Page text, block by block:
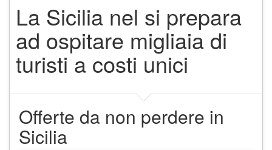
La Sicilia nel si prepara
ad ospitare migliaia di
turisti a costi unici
Offerte da non perdere in
Sicilia